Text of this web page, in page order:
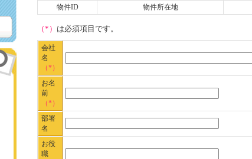
物件ID 物件所在地
（*） は必須項目です。
会社
名
（*）
お名
前
（*）
部署
名
お役
職